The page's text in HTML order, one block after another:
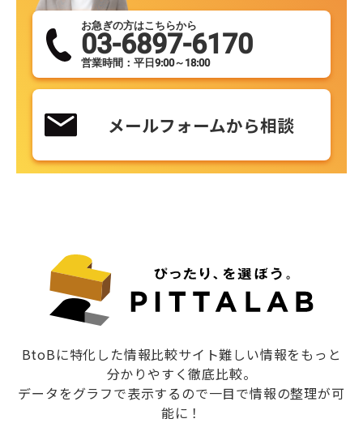
お急ぎの方はこちらから
03-6897-6170
営業時間：平日9:00～18:00
メールフォームから相談
BtoBに特化した情報比較サイト難しい情報をもっと
分かりやすく徹底比較。
データをグラフで表示するので一目で情報の整理が可
能に！